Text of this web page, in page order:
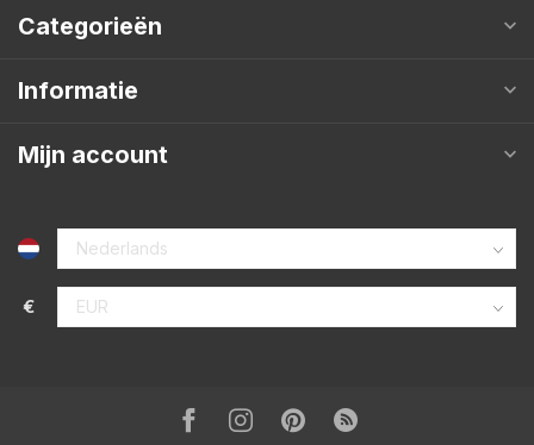
Categorieën
Informatie
Mijn account
€